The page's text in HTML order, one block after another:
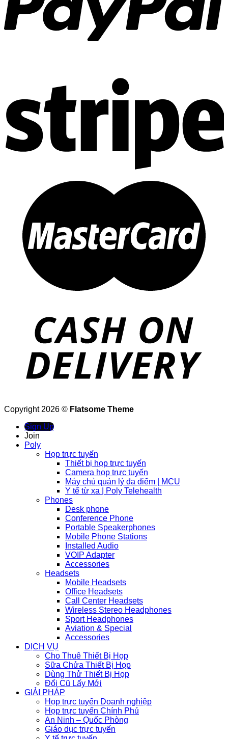
Copyright 2026 © Flatsome Theme
Sign Up
Join
Poly
Họp trực tuyến
Thiết bị họp trực tuyến
Camera họp trực tuyến
Máy chủ quản lý đa điểm | MCU
Y tế từ xa | Poly Telehealth
Phones
Desk phone
Conference Phone
Portable Speakerphones
Mobile Phone Stations
Installed Audio
VOIP Adapter
Accessories
Headsets
Mobile Headsets
Office Headsets
Call Center Headsets
Wireless Stereo Headphones
Sport Headphones
Aviation & Special
Accessories
DỊCH VỤ
Cho Thuê Thiết Bị Họp
Sữa Chửa Thiết Bị Họp
Dùng Thử Thiết Bị Họp
Đổi Cũ Lấy Mới
GIẢI PHÁP
Họp trực tuyến Doanh nghiệp
Họp trực tuyến Chính Phủ
An Ninh – Quốc Phòng
Giáo dục trực tuyến